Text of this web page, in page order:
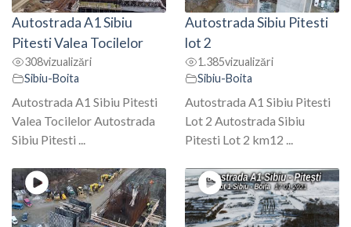
Autostrada A1 Sibiu
Pitesti Valea Tocilelor
308vizualizări
Sibiu-Boita
Autostrada A1 Sibiu Pitesti
Valea Tocilelor Autostrada
Sibiu Pitesti ...
Autostrada Sibiu Pitesti
lot 2
1.385vizualizări
Sibiu-Boita
Autostrada A1 Sibiu Pitesti
Lot 2 Autostrada Sibiu
Pitesti Lot 2 km12 ...